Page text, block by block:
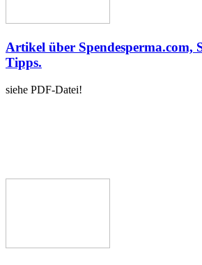
Artikel über Spendesperma.com,
Tipps.
siehe PDF-Datei!